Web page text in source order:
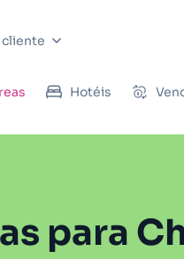
Hotéis
para